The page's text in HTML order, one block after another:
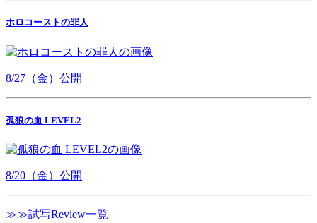
ホロコーストの罪人
8/27（金）公開
孤狼の血 LEVEL2
8/20（金）公開
≫≫試写Review一覧